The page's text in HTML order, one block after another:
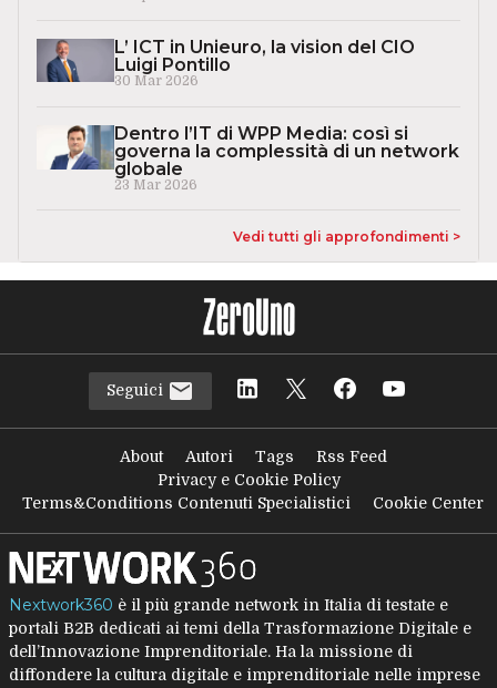
L’ ICT in Unieuro, la vision del CIO
Luigi Pontillo
30 Mar 2026
Dentro l’IT di WPP Media: così si
governa la complessità di un network
globale
23 Mar 2026
Vedi tutti gli approfondimenti >
Seguici
About Autori Tags
Rss Feed
Privacy e Cookie Policy
Terms&Conditions Contenuti Specialistici
Cookie Center
Nextwork360 è il più grande network in Italia di testate e
portali B2B dedicati ai temi della Trasformazione Digitale e
dell’Innovazione Imprenditoriale. Ha la missione di
diffondere la cultura digitale e imprenditoriale nelle imprese